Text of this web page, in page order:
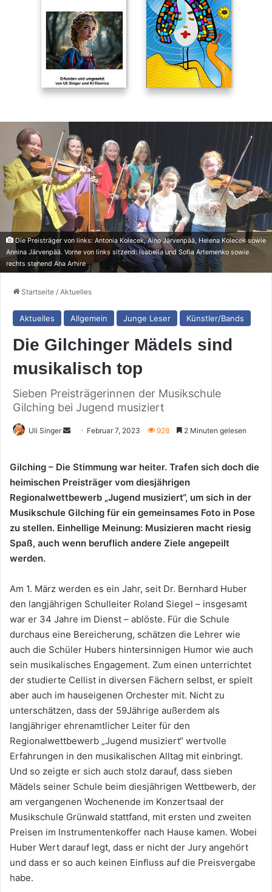
Die Preisträger von links: Antonia Kolecek, Aino Järvenpää, Helena Kolecek sowie
Annina Järvenpää. Vorne von links sitzend: Isabella und Sofia Artemenko sowie
rechts stehend Ana Arhire
Startseite / Aktuelles
Aktuelles Allgemein Junge Leser Künstler/Bands
Die Gilchinger Mädels sind
musikalisch top
Sieben Preisträgerinnen der Musikschule
Gilching bei Jugend musiziert
Uli Singer
Sende
E-
Mail
Februar 7, 2023 928 2 Minuten gelesen
Gilching – Die Stimmung war heiter. Trafen sich doch die
heimischen Preisträger vom diesjährigen
Regionalwettbewerb „Jugend musiziert“, um sich in der
Musikschule Gilching für ein gemeinsames Foto in Pose
zu stellen. Einhellige Meinung: Musizieren macht riesig
Spaß, auch wenn beruflich andere Ziele angepeilt
werden.
Am 1. März werden es ein Jahr, seit Dr. Bernhard Huber
den langjährigen Schulleiter Roland Siegel – insgesamt
war er 34 Jahre im Dienst – ablöste. Für die Schule
durchaus eine Bereicherung, schätzen die Lehrer wie
auch die Schüler Hubers hintersinnigen Humor wie auch
sein musikalisches Engagement. Zum einen unterrichtet
der studierte Cellist in diversen Fächern selbst, er spielt
aber auch im hauseigenen Orchester mit. Nicht zu
unterschätzen, dass der 59Jährige außerdem als
langjähriger ehrenamtlicher Leiter für den
Regionalwettbewerb „Jugend musiziert“ wertvolle
Erfahrungen in den musikalischen Alltag mit einbringt.
Und so zeigte er sich auch stolz darauf, dass sieben
Mädels seiner Schule beim diesjährigen Wettbewerb, der
am vergangenen Wochenende im Konzertsaal der
Musikschule Grünwald stattfand, mit ersten und zweiten
Preisen im Instrumentenkoffer nach Hause kamen. Wobei
Huber Wert darauf legt, dass er nicht der Jury angehört
und dass er so auch keinen Einfluss auf die Preisvergabe
habe.